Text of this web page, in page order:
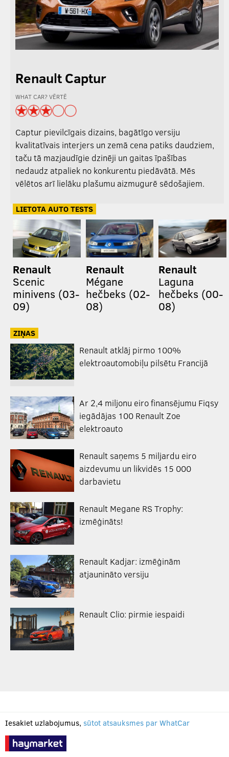
Renault Captur
WHAT CAR? VĒRTĒ
Captur pievilcīgais dizains, bagātīgo versiju
kvalitatīvais interjers un zemā cena patiks daudziem,
taču tā mazjaudīgie dzinēji un gaitas īpašības
nedaudz atpaliek no konkurentu piedāvātā. Mēs
vēlētos arī lielāku plašumu aizmugurē sēdošajiem.
LIETOTA AUTO TESTS
Renault
Scenic
minivens (03-
09)
Renault
Mégane
hečbeks (02-
08)
Renault
Laguna
hečbeks (00-
08)
ZIŅAS
Renault atklāj pirmo 100%
elektroautomobiļu pilsētu Francijā
Ar 2,4 miljonu eiro finansējumu Fiqsy
iegādājas 100 Renault Zoe
elektroauto
Renault saņems 5 miljardu eiro
aizdevumu un likvidēs 15 000
darbavietu
Renault Megane RS Trophy:
izmēģināts!
Renault Kadjar: izmēģinām
atjaunināto versiju
Renault Clio: pirmie iespaidi
Iesakiet uzlabojumus, sūtot atsauksmes par WhatCar